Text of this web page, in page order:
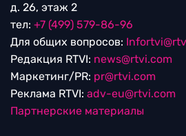
д. 26, этаж 2
тел: +7 (499) 579-86-96
Для общих вопросов:
Редакция RTVI: news@rtvi.com
Маркетинг/PR: pr@rtvi.com
Реклама RTVI: adv-eu@rtvi.com
Партнерские материалы